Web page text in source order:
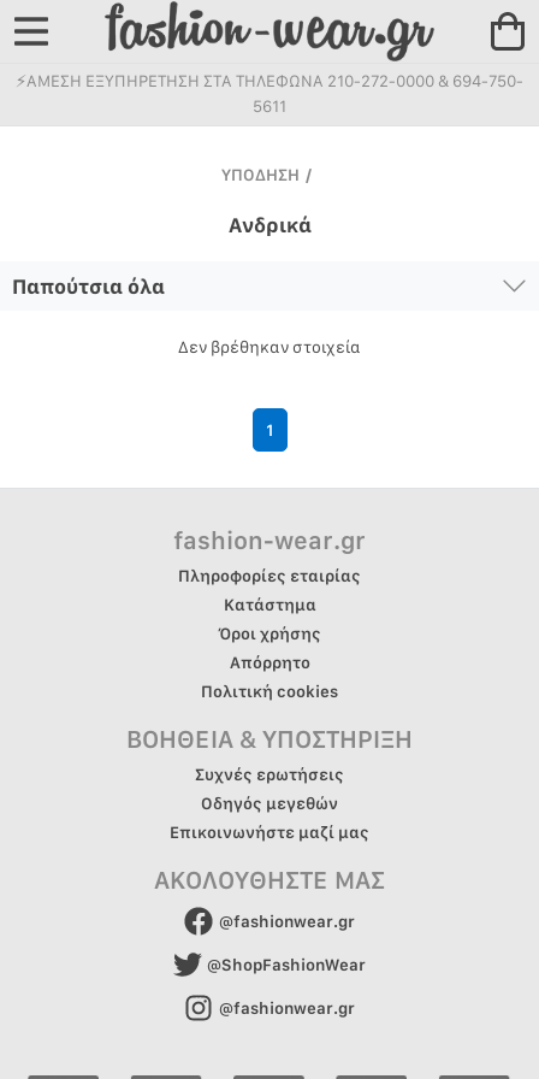
⚡ΑΜΕΣΗ ΕΞΥΠΗΡΕΤΗΣΗ ΣΤΑ ΤΗΛΕΦΩΝΑ 210-272-0000 & 694-750-
5611
ΥΠΟΔΗΣΗ /
Ανδρικά
Παπούτσια όλα
Δεν βρέθηκαν στοιχεία
1
fashion-wear.gr
Πληροφορίες εταιρίας
Κατάστημα
Όροι χρήσης
Απόρρητο
Πολιτική cookies
ΒΟΗΘΕΙΑ & ΥΠΟΣΤΗΡΙΞΗ
Συχνές ερωτήσεις
Οδηγός μεγεθών
Επικοινωνήστε μαζί μας
ΑΚΟΛΟΥΘΗΣΤΕ ΜΑΣ
@fashionwear.gr
@ShopFashionWear
@fashionwear.gr